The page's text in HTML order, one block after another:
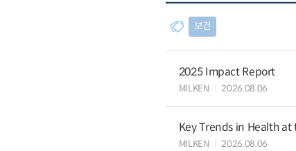
보건
2025 Impact Report
MILKEN 2026.08.06
Key Trends in Health
MILKEN 2026.08.06